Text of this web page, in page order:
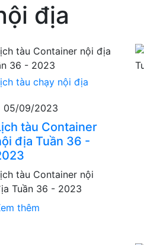
địa
tàu chạy nội địa
05/09/2023
tàu Container
địa Tuần 36 -
tàu Container nội
Tuần 36 - 2023
thêm